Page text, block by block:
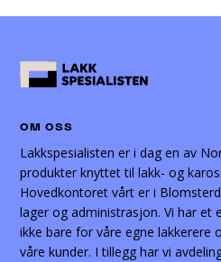
på
OM OSS
Lakkspesialisten er i dag en av
produkter knyttet til lakk- og
Hovedkontoret vårt er i
lager og administrasjon. Vi har et
ikke bare for våre egne lakkerere
våre kunder. I tillegg har vi